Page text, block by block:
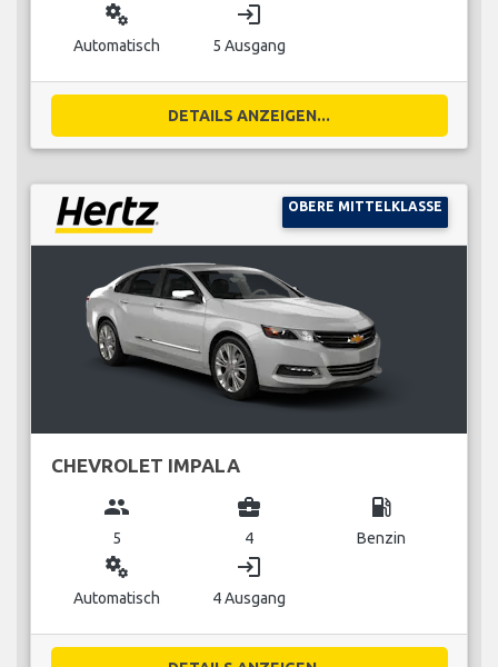
miscellaneous_services
Automatisch
login
5 Ausgang
DETAILS ANZEIGEN...
OBERE MITTELKLASSE
CHEVROLET IMPALA
group
5
business_center
4
local_gas_station
Benzin
miscellaneous_services
Automatisch
login
4 Ausgang